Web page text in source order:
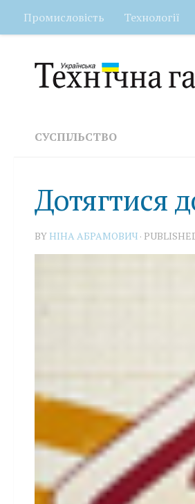
Skip to content
Промисловість Технології
СУСПІЛЬСТВО
Дотягтися
BY НІНА АБРАМОВИЧ ·